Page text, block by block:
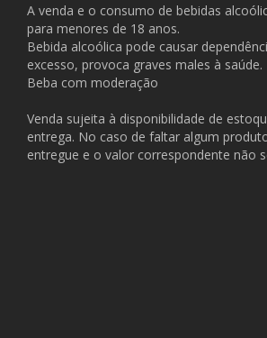
A venda e o consumo de bebidas
para menores de 18 anos.
Bebida alcoólica pode causar
excesso, provoca graves males à saúde.
Beba com moderação
Venda sujeita à disponibilidade de
entrega. No caso de faltar algum
entregue e o valor correspondente não